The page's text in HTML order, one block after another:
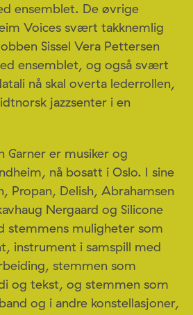
ensemblet. De øvrige
Voices svært takknemlig
Sissel Vera Pettersen
ensemblet, og også svært
nå skal overta lederrollen,
jazzsenter i en
Garner er musiker og
nå bosatt i Oslo. I sine
Propan, Delish, Abrahamsen
Nergaard og Silicone
stemmens muligheter som
instrument i samspill med
stemmen som
og tekst, og stemmen som
og i andre konstellasjoner,